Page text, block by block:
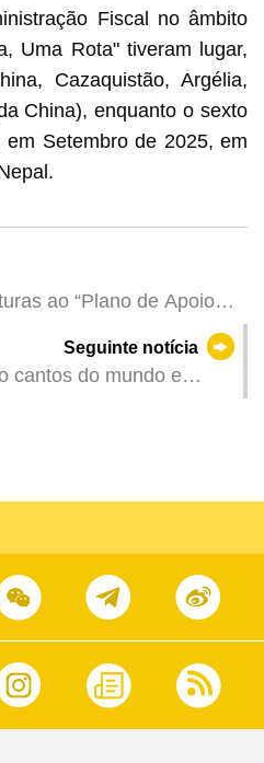
Fiscal no âmbito
Uma Rota" tiveram lugar,
Cazaquistão, Argélia,
China), enquanto o sexto
Setembro de 2025, em
ao “Plano de Apoio
de 2025”Seguinte notícia
cantos do mundo e